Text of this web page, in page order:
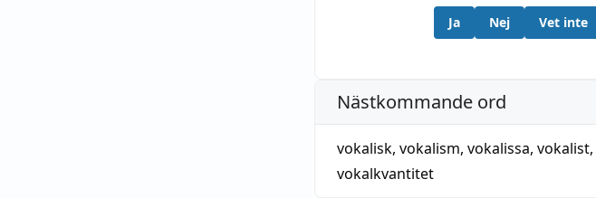
Ja Nej Vet inte
Nästkommande ord
vokalisk, vokalism, vokalissa, vokalist,
vokalkvantitet